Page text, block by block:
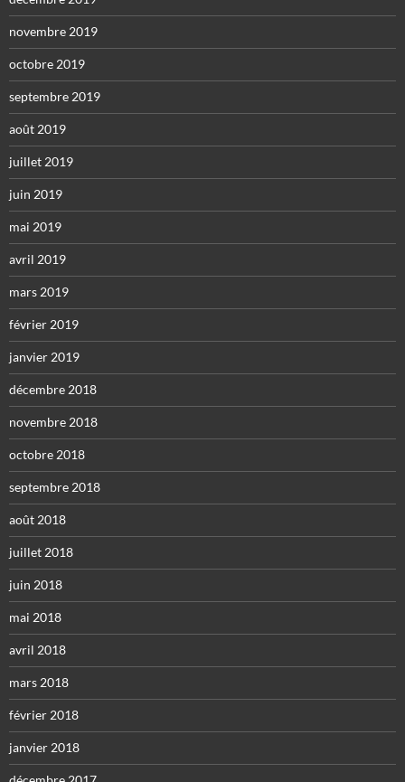
novembre 2019
octobre 2019
septembre 2019
août 2019
juillet 2019
juin 2019
mai 2019
avril 2019
mars 2019
février 2019
janvier 2019
décembre 2018
novembre 2018
octobre 2018
septembre 2018
août 2018
juillet 2018
juin 2018
mai 2018
avril 2018
mars 2018
février 2018
janvier 2018